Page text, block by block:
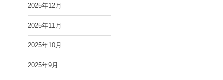
2025年12月
2025年11月
2025年10月
2025年9月